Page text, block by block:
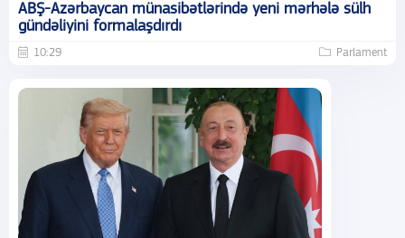
ABŞ-Azərbaycan münasibətlərində yeni mərhələ sülh
gündəliyini formalaşdırdı
10:29 Parlament